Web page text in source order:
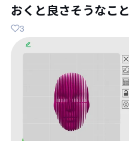
おくと良さそうなこと
3